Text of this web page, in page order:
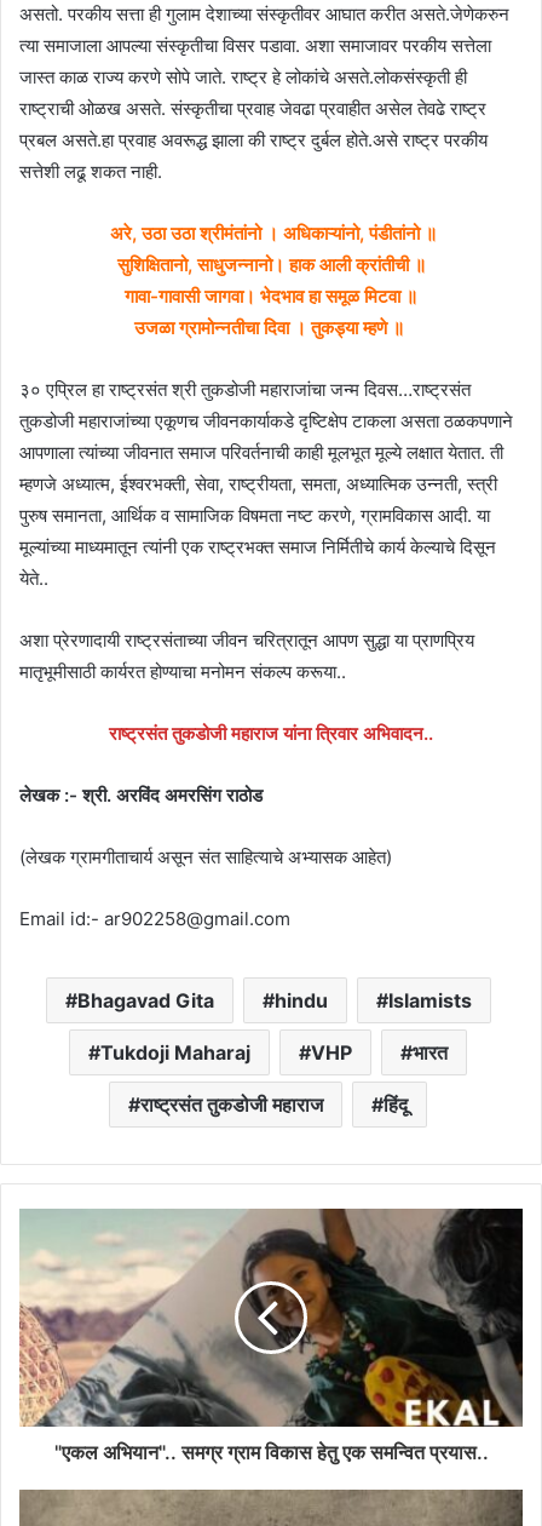
असतो. परकीय सत्ता ही गुलाम देशाच्या संस्कृतीवर आघात करीत असते.जेणेकरुन
त्या समाजाला आपल्या संस्कृतीचा विसर पडावा. अशा समाजावर परकीय सत्तेला
जास्त काळ राज्य करणे सोपे जाते. राष्ट्र हे लोकांचे असते.लोकसंस्कृती ही
राष्ट्राची ओळख असते. संस्कृतीचा प्रवाह जेवढा प्रवाहीत असेल तेवढे राष्ट्र
प्रबल असते.हा प्रवाह अवरूद्ध झाला की राष्ट्र दुर्बल होते.असे राष्ट्र परकीय
सत्तेशी लढू शकत नाही.
अरे, उठा उठा श्रीमंतांनो । अधिकाऱ्यांनो, पंडीतांनो ॥
सुशिक्षितानो, साधुजन्नानो। हाक आली क्रांतीची ॥
गावा-गावासी जागवा। भेदभाव हा समूळ मिटवा ॥
उजळा ग्रामोन्नतीचा दिवा । तुकड्या म्हणे ॥
३० एप्रिल हा राष्ट्रसंत श्री तुकडोजी महाराजांचा जन्म दिवस…राष्ट्रसंत
तुकडोजी महाराजांच्या एकूणच जीवनकार्याकडे दृष्टिक्षेप टाकला असता ठळकपणाने
आपणाला त्यांच्या जीवनात समाज परिवर्तनाची काही मूलभूत मूल्ये लक्षात येतात. ती
म्हणजे अध्यात्म, ईश्वरभक्ती, सेवा, राष्ट्रीयता, समता, अध्यात्मिक उन्नती, स्त्री
पुरुष समानता, आर्थिक व सामाजिक विषमता नष्ट करणे, ग्रामविकास आदी. या
मूल्यांच्या माध्यमातून त्यांनी एक राष्ट्रभक्त समाज निर्मितीचे कार्य केल्याचे दिसून
येते..
अशा प्रेरणादायी राष्ट्रसंताच्या जीवन चरित्रातून आपण सुद्धा या प्राणप्रिय
मातृभूमीसाठी कार्यरत होण्याचा मनोमन संकल्प करूया..
राष्ट्रसंत तुकडोजी महाराज यांना त्रिवार अभिवादन..
लेखक :- श्री. अरविंद अमरसिंग राठोड
(लेखक ग्रामगीताचार्य असून संत साहित्याचे अभ्यासक आहेत)
Email id:- ar902258@gmail.com
Bhagavad Gita hindu Islamists
Tukdoji Maharaj VHP भारत
राष्ट्रसंत तुकडोजी महाराज हिंदू
"एकल अभियान".. समग्र ग्राम विकास हेतु एक समन्वित प्रयास..